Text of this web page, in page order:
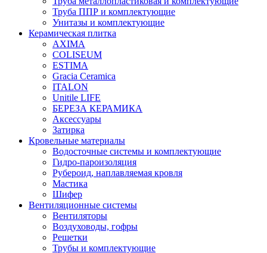
Труба ППР и комплектующие
Унитазы и комплектующие
Керамическая плитка
AXIMA
COLISEUM
ESTIMA
Gracia Ceramica
ITALON
Unitile LIFE
БЕРЕЗА КЕРАМИКА
Аксессуары
Затирка
Кровельные материалы
Водосточные системы и комплектующие
Гидро-пароизоляция
Рубероид, наплавляемая кровля
Мастика
Шифер
Вентиляционные системы
Вентиляторы
Воздуховоды, гофры
Решетки
Трубы и комплектующие